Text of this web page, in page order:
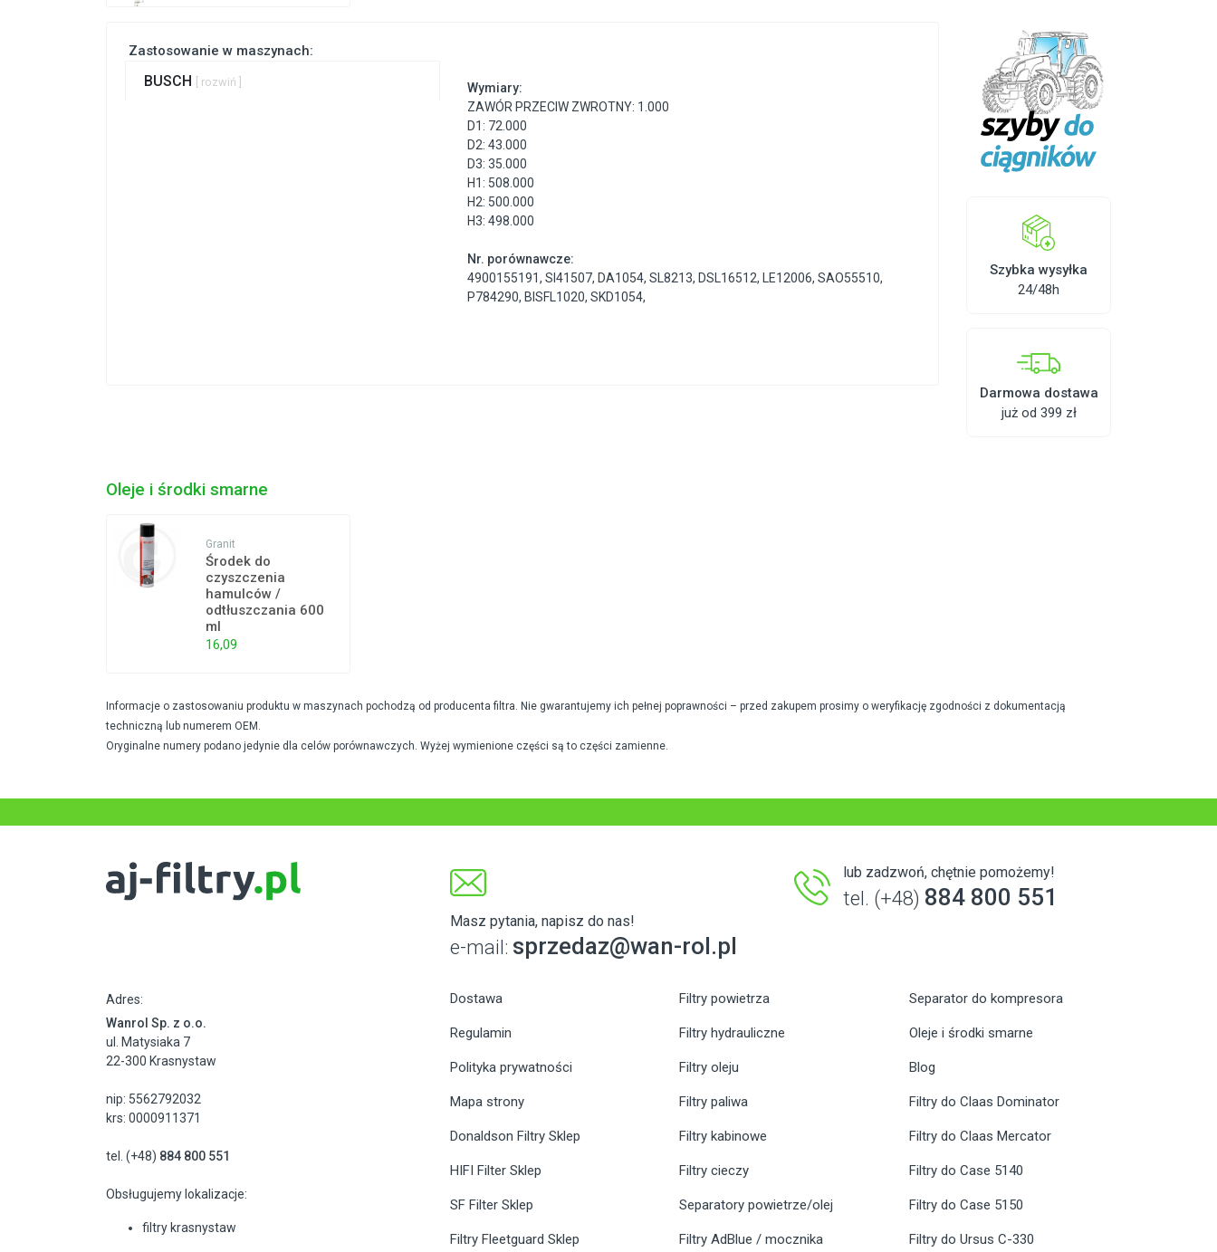
Zastosowanie w maszynach:
BUSCH [ rozwiń ]
Wymiary:
ZAWÓR PRZECIW ZWROTNY: 1.000
D1: 72.000
D2: 43.000
D3: 35.000
H1: 508.000
H2: 500.000
H3: 498.000
Nr. porównawcze:
4900155191,SI41507, DA1054,SL8213, DSL16512, LE12006,SAO55510,
P784290, BISFL1020,SKD1054,
Szybka wysyłka
24/48h
Darmowa dostawa
już od 399 zł
Oleje i środki smarne
Granit
Środek do
czyszczenia
hamulców /
odtłuszczania 600
ml
16,09
Informacje o zastosowaniu produktu w maszynach pochodzą od producenta filtra. Nie gwarantujemy ich pełnej poprawności – przed zakupem prosimy o weryfikację zgodności z dokumentacją
techniczną lub numerem OEM.
Oryginalne numery podano jedynie dla celów porównawczych. Wyżej wymienione części są to części zamienne.
Masz pytania, napisz do nas!
e-mail: sprzedaz@wan-rol.pl
lub zadzwoń, chętnie pomożemy!
tel. (+48) 884 800 551
Adres:
Wanrol Sp. z o.o.
ul. Matysiaka 7
22-300 Krasnystaw
nip: 5562792032
krs: 0000911371
tel. (+48) 884 800 551
Obsługujemy lokalizacje:
filtry krasnystaw
Dostawa
Regulamin
Polityka prywatności
Mapa strony
Donaldson Filtry Sklep
HIFI Filter Sklep
SF Filter Sklep
Filtry Fleetguard Sklep
Filtry powietrza
Filtry hydrauliczne
Filtry oleju
Filtry paliwa
Filtry kabinowe
Filtry cieczy
Separatory powietrze/olej
Filtry AdBlue / mocznika
Separator do kompresora
Oleje i środki smarne
Blog
Filtry do Claas Dominator
Filtry do Claas Mercator
Filtry do Case 5140
Filtry do Case 5150
Filtry do Ursus C-330